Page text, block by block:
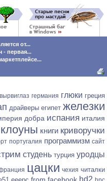
от...
- первая...
вырвиглаз германия глюки греция
драйверы египет железки
добра испания италия
клоуны книги криворучки
португалия программизм сайт
студень турция уродцы
цацки чехия читалки
hd2